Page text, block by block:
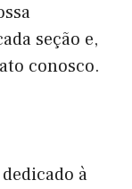
seção e,
conosco.
à